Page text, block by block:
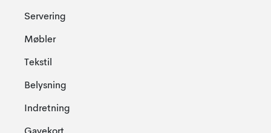
Servering
Møbler
Tekstil
Belysning
Indretning